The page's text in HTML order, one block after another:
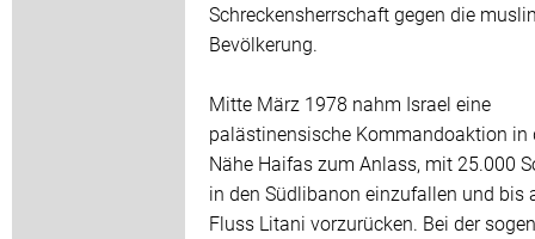
Schreckensherrschaft gegen die
Bevölkerung.
Mitte März 1978 nahm Israel eine
palästinensische Kommandoaktion in
Nähe Haifas zum Anlass, mit 25.000
in den Südlibanon einzufallen und bis
Fluss Litani vorzurücken. Bei der